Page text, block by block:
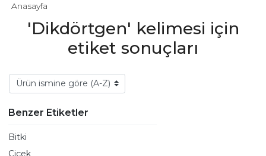
'Dikdörtgen' kelimesi için
etiket sonuçları
Anasayfa
Benzer Etiketler
Bitki
Çiçek